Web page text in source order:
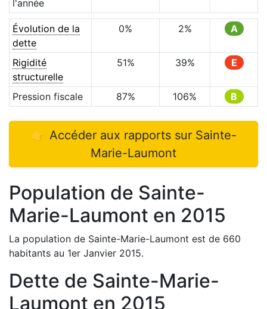
l'année
Évolution de la
dette
0% 2% A
Rigidité
structurelle
51% 39% E
Pression fiscale 87% 106% B
👉 Accéder aux rapports sur Sainte-
Marie-Laumont
Population de Sainte-
Marie-Laumont en 2015
La population de Sainte-Marie-Laumont est de 660
habitants au 1er Janvier 2015.
Dette de Sainte-Marie-
Laumont en 2015